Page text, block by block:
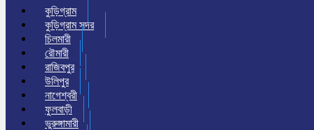
কুড়িগ্রাম
কুড়িগ্রাম সদর
চিলমারী
রৌমারী
রাজিবপুর
উলিপুর
নাগেশ্বরী
ফুলবাড়ী
ভুরুঙ্গামারী